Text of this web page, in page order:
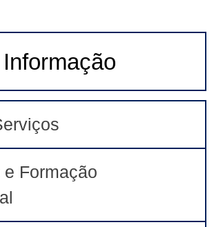
Informação
Formação